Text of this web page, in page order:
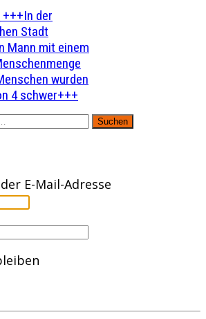
+++In der
Stadt
Mann mit einem
wurden
4 schwer+++
E-Mail-Adresse